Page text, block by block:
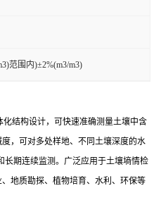
范围内)±2%(m3/m3)
化结构设计，可快速准确测量土壤中含
，可对多处样地、不同土壤深度的水
长期连续监测。广泛应用于土壤墒情检
地质勘探、植物培育、水利、环保等